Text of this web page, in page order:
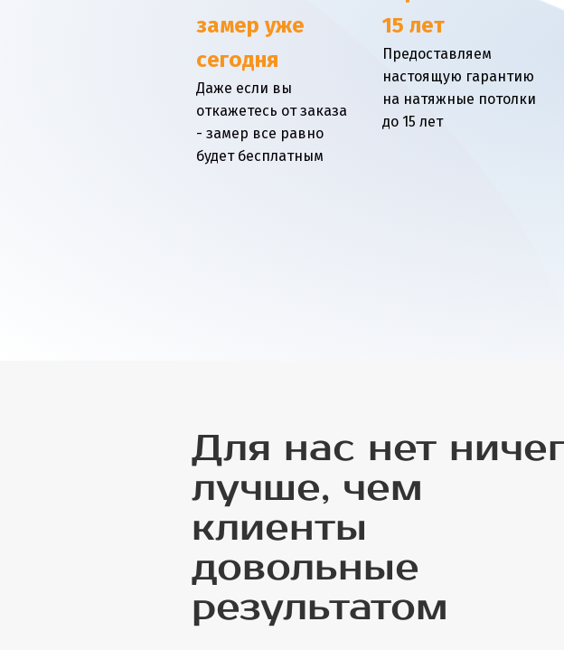
замер уже
сегодня
Даже если вы
откажетесь от заказа
- замер все равно
будет бесплатным
15 лет
Предоставляем
настоящую гарантию
на натяжные потолки
до 15 лет
Для нас нет
лучше, чем
клиенты
довольные
результатом